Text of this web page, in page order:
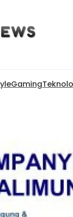
Gaming